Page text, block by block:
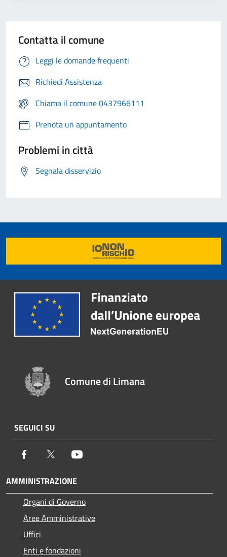
Contatta il comune
Leggi le domande frequenti
Richiedi Assistenza
Chiama il comune 0437966111
Prenota un appuntamento
Problemi in città
Segnala disservizio
Comune di Limana
SEGUICI SU
Facebook Twitter
AMMINISTRAZIONE
Organi di Governo
Aree Amministrative
Uffici
Enti e fondazioni